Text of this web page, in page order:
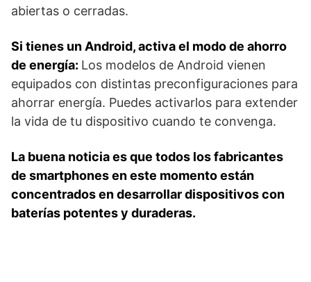
abiertas o cerradas.
Si tienes un Android, activa el modo de ahorro
de energía: Los modelos de Android vienen
equipados con distintas preconfiguraciones para
ahorrar energía. Puedes activarlos para extender
la vida de tu dispositivo cuando te convenga.
La buena noticia es que todos los fabricantes
de smartphones en este momento están
concentrados en desarrollar dispositivos con
baterías potentes y duraderas.